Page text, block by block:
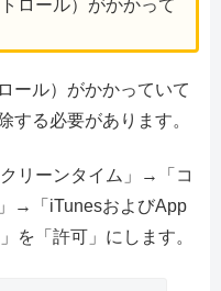
ロール）がかかって
ール）がかかっていて
する必要があります。
リーンタイム」→「コ
→「iTunesおよびApp
を「許可」にします。